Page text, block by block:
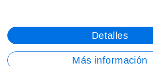
Detalles
Más información